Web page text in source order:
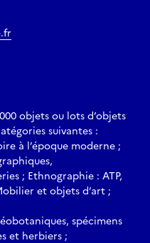
objets ou lots d’objets
suivantes :
à l’époque moderne ;
; Ethnographie : ATP,
et objets d’art ;
spécimens
et herbiers ;